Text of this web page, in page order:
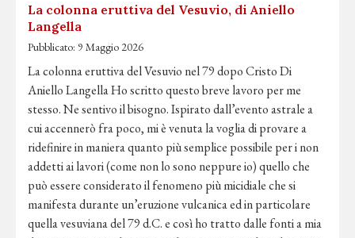
La colonna eruttiva del Vesuvio, di Aniello
Langella
Pubblicato: 9 Maggio 2026
La colonna eruttiva del Vesuvio nel 79 dopo Cristo Di
Aniello Langella Ho scritto questo breve lavoro per me
stesso. Ne sentivo il bisogno. Ispirato dall’evento astrale a
cui accennerò fra poco, mi è venuta la voglia di provare a
ridefinire in maniera quanto più semplice possibile per i non
addetti ai lavori (come non lo sono neppure io) quello che
può essere considerato il fenomeno più micidiale che si
manifesta durante un’eruzione vulcanica ed in particolare
quella vesuviana del 79 d.C. e così ho tratto dalle fonti a mia